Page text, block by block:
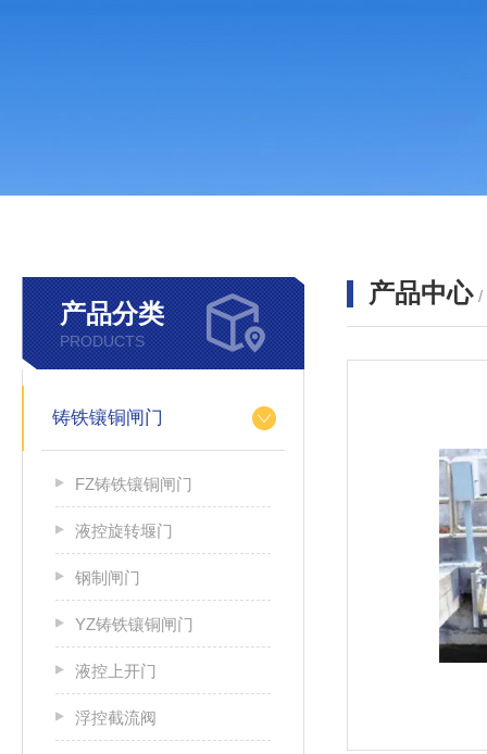
产品分类
PRODUCTS
铸铁镶铜闸门
FZ铸铁镶铜闸门
液控旋转堰门
钢制闸门
YZ铸铁镶铜闸门
液控上开门
浮控截流阀
产品中心 /